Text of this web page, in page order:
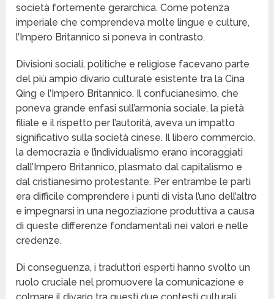
società fortemente gerarchica. Come potenza
imperiale che comprendeva molte lingue e culture,
l’Impero Britannico si poneva in contrasto.
Divisioni sociali, politiche e religiose facevano parte
del più ampio divario culturale esistente tra la Cina
Qing e l’Impero Britannico. Il confucianesimo, che
poneva grande enfasi sull’armonia sociale, la pietà
filiale e il rispetto per l’autorità, aveva un impatto
significativo sulla società cinese. Il libero commercio,
la democrazia e l’individualismo erano incoraggiati
dall’Impero Britannico, plasmato dal capitalismo e
dal cristianesimo protestante. Per entrambe le parti
era difficile comprendere i punti di vista l’uno dell’altro
e impegnarsi in una negoziazione produttiva a causa
di queste differenze fondamentali nei valori e nelle
credenze.
Di conseguenza, i traduttori esperti hanno svolto un
ruolo cruciale nel promuovere la comunicazione e